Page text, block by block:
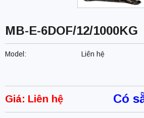
MB-E-6DOF/12/1000KG
Model: Liên hệ
Giá: Liên hệ Có